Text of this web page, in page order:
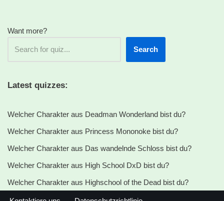
Want more?
Search
Latest quizzes:
Welcher Charakter aus Deadman Wonderland bist du?
Welcher Charakter aus Princess Mononoke bist du?
Welcher Charakter aus Das wandelnde Schloss bist du?
Welcher Charakter aus High School DxD bist du?
Welcher Charakter aus Highschool of the Dead bist du?